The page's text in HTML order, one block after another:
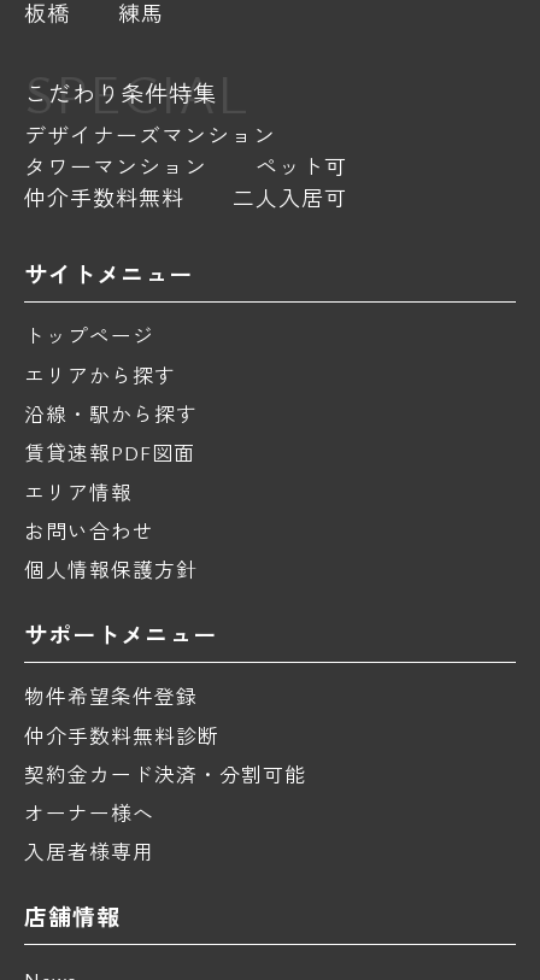
板橋
練馬
SPECIAL
こだわり条件特集
デザイナーズマンション
タワーマンション
ペット可
仲介手数料無料
二人入居可
サイトメニュー
トップページ
エリアから探す
沿線・駅から探す
賃貸速報PDF図面
エリア情報
お問い合わせ
個人情報保護方針
サポートメニュー
物件希望条件登録
仲介手数料無料診断
契約金カード決済・分割可能
オーナー様へ
入居者様専用
店舗情報